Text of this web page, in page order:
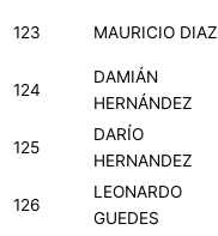
123 MAURICIO DIAZ
124
DAMIÁN
HERNÁNDEZ
125
DARÍO
HERNANDEZ
126
LEONARDO
GUEDES